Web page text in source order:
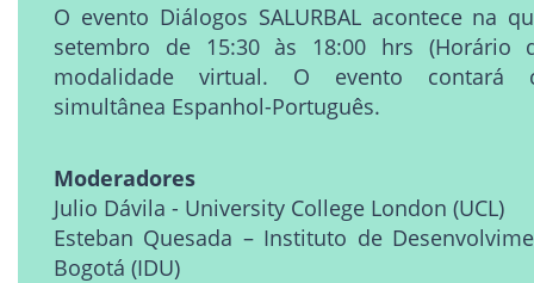
O evento Diálogos SALURBAL acontece na
setembro de 15:30 às 18:00 hrs (Horário
modalidade virtual. O evento contará
simultânea Espanhol-Português.
Moderadores
Julio Dávila - University College London (UCL)
Esteban Quesada – Instituto de
Bogotá (IDU)